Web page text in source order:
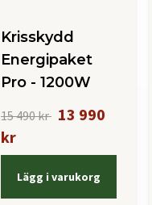
Krisskydd
Energipaket
Pro - 1200W
15 490 kr 13 990
kr
Lägg i varukorg